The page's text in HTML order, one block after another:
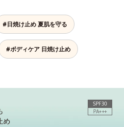
#日焼け止め 夏肌を守る
#ボディケア 日焼け止め
SPF30
PA+++
め